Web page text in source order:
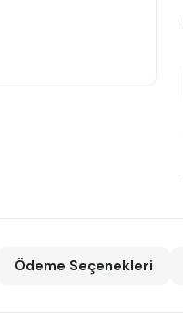
Ödeme Seçenekleri